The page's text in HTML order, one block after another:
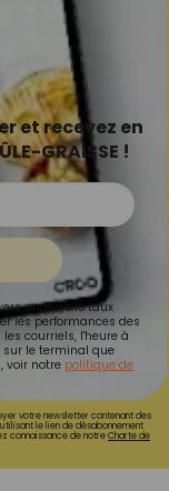
et recevez en
GRAISSE !
analyse le taux
les performances des
courriels, l'heure à
le terminal que
voir notre politique de
votre newsletter contenant des
le lien de désabonnement
connaissance de notreCharte de